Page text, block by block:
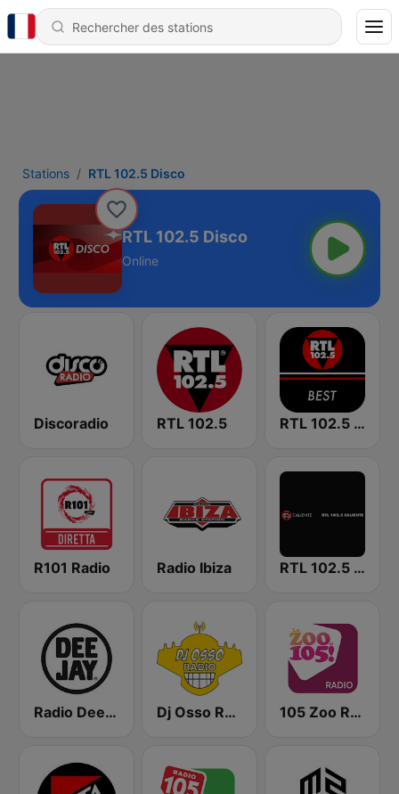
Stations RTL 102.5 Disco
RTL 102.5 Disco
Online
Discoradio RTL 102.5 RTL 102.5 - Best
R101 Radio Radio Ibiza RTL 102.5 Caliente
Radio Deejay Dj Osso Radio 105 Zoo Radio